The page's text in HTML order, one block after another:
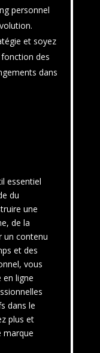
personnel
et soyez
des
dans
essentiel
du
une
de la
un contenu
et des
vous
en ligne
dans le
plus et
marque